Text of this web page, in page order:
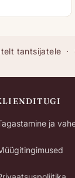
14.46€
tantsijatele
ja